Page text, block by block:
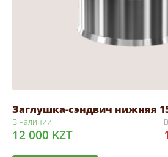
Заглушка-сэндвич нижняя
В наличии
12 000 KZT